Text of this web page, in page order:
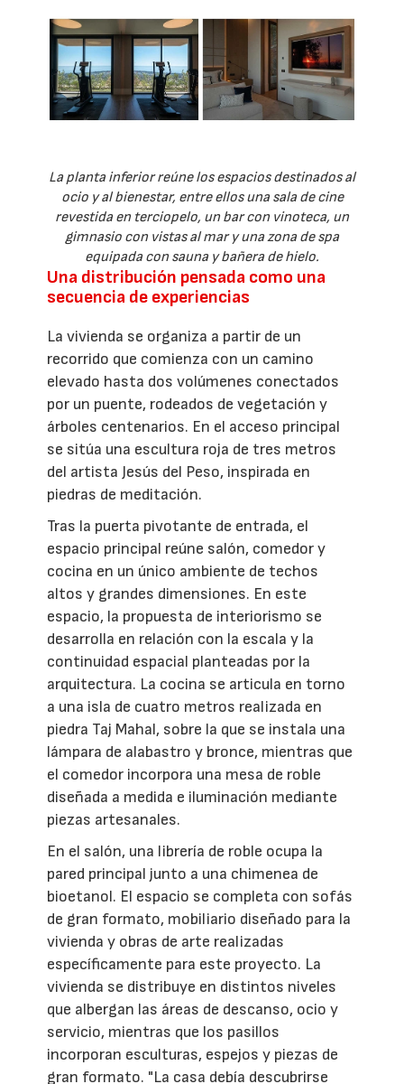
La planta inferior reúne los espacios destinados al
ocio y al bienestar, entre ellos una sala de cine
revestida en terciopelo, un bar con vinoteca, un
gimnasio con vistas al mar y una zona de spa
equipada con sauna y bañera de hielo.
Una distribución pensada como una
secuencia de experiencias
La vivienda se organiza a partir de un
recorrido que comienza con un camino
elevado hasta dos volúmenes conectados
por un puente, rodeados de vegetación y
árboles centenarios. En el acceso principal
se sitúa una escultura roja de tres metros
del artista Jesús del Peso, inspirada en
piedras de meditación.
Tras la puerta pivotante de entrada, el
espacio principal reúne salón, comedor y
cocina en un único ambiente de techos
altos y grandes dimensiones. En este
espacio, la propuesta de interiorismo se
desarrolla en relación con la escala y la
continuidad espacial planteadas por la
arquitectura. La cocina se articula en torno
a una isla de cuatro metros realizada en
piedra Taj Mahal, sobre la que se instala una
lámpara de alabastro y bronce, mientras que
el comedor incorpora una mesa de roble
diseñada a medida e iluminación mediante
piezas artesanales.
En el salón, una librería de roble ocupa la
pared principal junto a una chimenea de
bioetanol. El espacio se completa con sofás
de gran formato, mobiliario diseñado para la
vivienda y obras de arte realizadas
específicamente para este proyecto. La
vivienda se distribuye en distintos niveles
que albergan las áreas de descanso, ocio y
servicio, mientras que los pasillos
incorporan esculturas, espejos y piezas de
gran formato. "La casa debía descubrirse